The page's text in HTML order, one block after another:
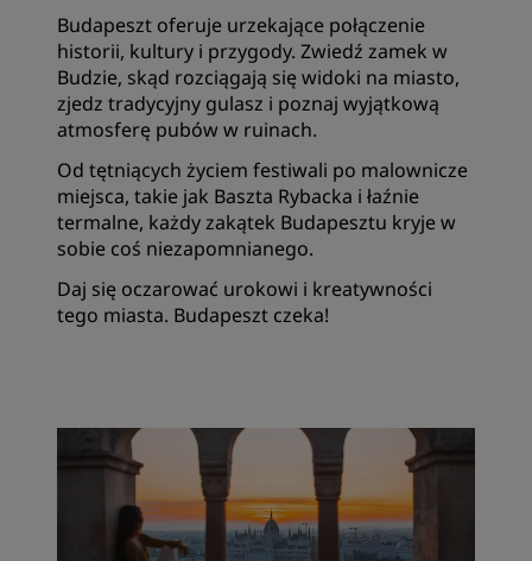
Budapeszt oferuje urzekające połączenie
historii, kultury i przygody. Zwiedź zamek w
Budzie, skąd rozciągają się widoki na miasto,
zjedz tradycyjny gulasz i poznaj wyjątkową
atmosferę pubów w ruinach.
Od tętniących życiem festiwali po malownicze
miejsca, takie jak Baszta Rybacka i łaźnie
termalne, każdy zakątek Budapesztu kryje w
sobie coś niezapomnianego.
Daj się oczarować urokowi i kreatywności
tego miasta. Budapeszt czeka!